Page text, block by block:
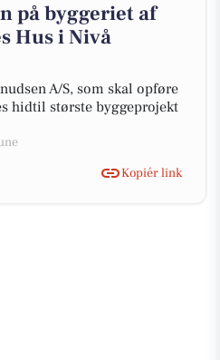
på byggeriet af
Hus i Nivå
A/S, som skal opføre
hidtil største byggeprojekt
Kopiér link